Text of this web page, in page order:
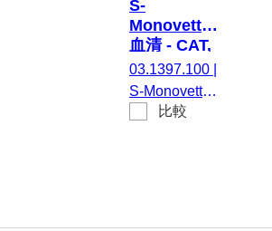
EU/ISO, (LxØ)
キャップを含
15 mm, プラ
スチックラベ
ル付き, ラベ
S-
Monovette®
血清 - CAT,
5.5 ml, キャ
ップ 赤,
(LxØ)： 75
x 15 mm, 紙
03.1397.100
S-Monovette®
血清 - CAT, 調
比較